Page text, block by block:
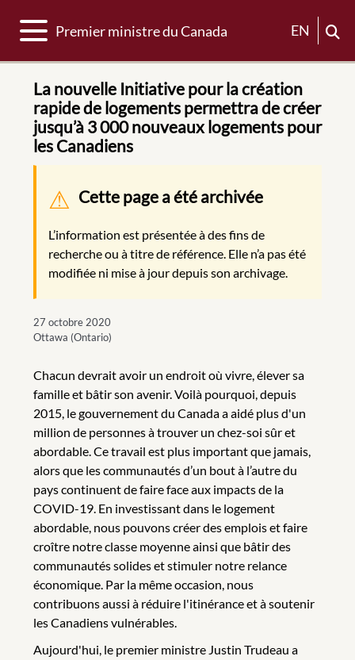
Basculer la navigation
Premier ministre du Canada EN
La nouvelle Initiative pour la création
rapide de logements permettra de créer
jusqu’à 3 000 nouveaux logements pour
les Canadiens
Message d'avertissement
Cette page a été archivée
L’information est présentée à des fins de
recherche ou à titre de référence. Elle n’a pas été
modifiée ni mise à jour depuis son archivage.
27 octobre 2020
Ottawa (Ontario)
Chacun devrait avoir un endroit où vivre, élever sa
famille et bâtir son avenir. Voilà pourquoi, depuis
2015, le gouvernement du Canada a aidé plus d'un
million de personnes à trouver un chez-soi sûr et
abordable. Ce travail est plus important que jamais,
alors que les communautés d’un bout à l’autre du
pays continuent de faire face aux impacts de la
COVID-19. En investissant dans le logement
abordable, nous pouvons créer des emplois et faire
croître notre classe moyenne ainsi que bâtir des
communautés solides et stimuler notre relance
économique. Par la même occasion, nous
contribuons aussi à réduire l'itinérance et à soutenir
les Canadiens vulnérables.
Aujourd'hui, le premier ministre Justin Trudeau a